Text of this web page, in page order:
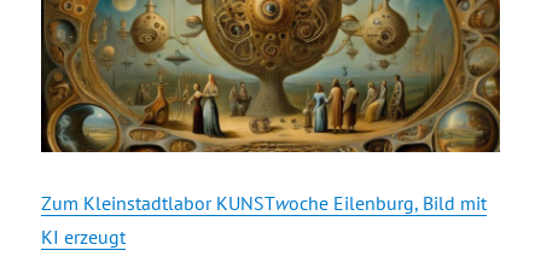
Zum Kleinstadtlabor KUNSTwoche Eilenburg, Bild mit
KI erzeugt